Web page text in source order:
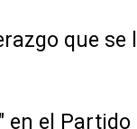
que se
en el